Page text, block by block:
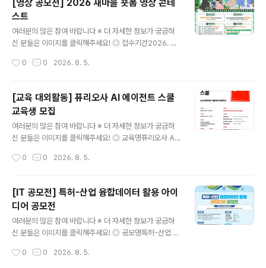
2026.8.31(월) ◎ 참가방법[첨부] 제안서 작성 후 공단홈
페이지 ‘고객제안’ 게시판* 제출*(공단홈페이지) 국민소통
→ 고객만족시스템 → 고객제안 →신청분야[Do드림 아이
디어 공모전] ◎ 제안채택 및 시행① 제안요건 충족여부 등
안시행부서) 사전 채택여부 검토(내용 충실도에 따라 불채
[영상 공모전] 2026 새마을 숏폼 영상 콘테
스트
여러분의 많은 참여 바랍니다 ※ 더 자세한 정보가 궁금하
신 분들은 이미지를 클릭해주세요! ◎ 접수기간2026. 6.
주하는 누구나 참여 가능(개인 또는 4인 이하 팀) ◎ 공모
작품규격유형 : 저작권 걱정 없는 순수 창작 콘텐츠시간 : 3
0초~90초 (60초 이내 권장)규격 : 16:9 가로형 또는 세로
형 영상형식 : 표준 영상파일 형식(MP4, MOV, AVI 등)해
상도 : 1920×1080px 또는 1080×1920px ◎ 접수방
법① 필수 해시태그와 함께 개인 SNS 업로드[ 필수 해시
제출서류 작성 후 이메일 제출[ 제출..
0 0 2026. 8. 5.
[교육 대외활동] 퓨리오사 AI 에이전트 스쿨
교육생 모집
여러분의 많은 참여 바랍니다 ※ 더 자세한 정보가 궁금하
신 분들은 이미지를 클릭해주세요! ◎ 교육명퓨리오사 AI
이상]• 교육비 전액 지원→ 지원 대상자 최대 120만 원의
로젝트 및 서비스 배포→ 기업 과제 기반 프로젝트로 실무
포트폴리오 완성• 인턴십 · 채용 연계 지원→ 퓨리오사AI
및 한컴그룹사 인턴십 지원 기회 제공 ◎ 모집기간2026.
7. 15(수) ~ 8. 18(화) ◎ 지원자격전공 · 나이 · 지역 무관
미취업자- AI 개발자를 꿈꾸는 30명 모집 ◎ 교육안내-
시간: 평일 09:00 ~ 18:00..
0 0 2026. 8. 5.
[IT 공모전] 특허-산업 융합데이터 활용 아이
디어 공모전
여러분의 많은 참여 바랍니다 ※ 더 자세한 정보가 궁금하
신 분들은 이미지를 클릭해주세요! ◎ 공모명특허-산업 융
인공지능 분류모델을 활용하여 개별 특허가 어떤 산업에
0 0 2026. 8. 5.